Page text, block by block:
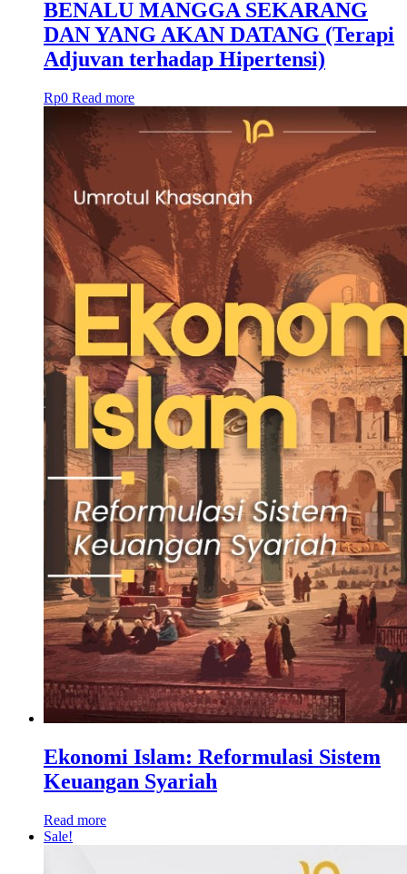
BENALU MANGGA SEKARANG
DAN YANG AKAN DATANG (Terapi
Adjuvan terhadap Hipertensi)
Rp0 Read more
Ekonomi Islam: Reformulasi Sistem
Keuangan Syariah
Read more
Sale!